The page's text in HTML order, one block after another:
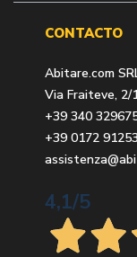
CONTACTO
Abitare.com
Via Fraiteve, 2/
+39 340
+39 0172
4,1/5